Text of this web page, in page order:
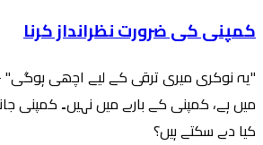
کمپنی کی ضرورت نظرانداز کرنا
"یہ نوکری میری ترقی کے لیے اچھی
میں ہے، کمپنی کے بارے میں نہیں۔ کمپنی
کیا دے سکتے ہیں؟